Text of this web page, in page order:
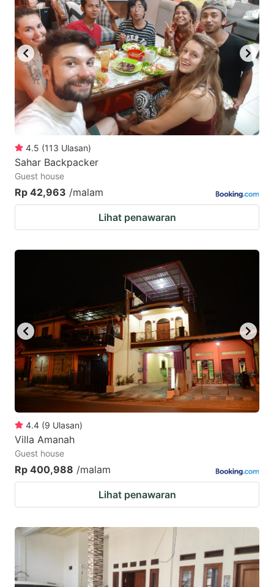
4.5 (113 Ulasan)
Sahar Backpacker
Guest house
Rp 42,963 /malam
Lihat penawaran
4.4 (9 Ulasan)
Villa Amanah
Guest house
Rp 400,988 /malam
Lihat penawaran